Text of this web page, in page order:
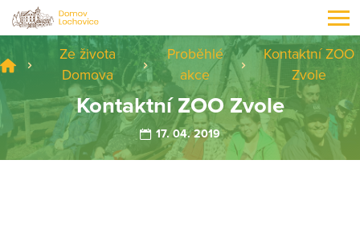
Ze života
Domova
Proběhlé
akce
Kontaktní ZOO
Zvole
Kontaktní ZOO Zvole
17. 04. 2019